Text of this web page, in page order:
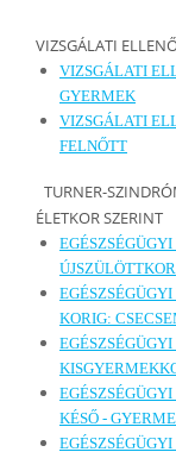
VIZSGÁLATI
VIZSGÁLATI
GYERMEK
VIZSGÁLATI
FELNŐTT
TURNER-
ÉLETKOR SZERINT
ÚJSZÜLÖTTKOR
KORIG:
KÉSŐ -